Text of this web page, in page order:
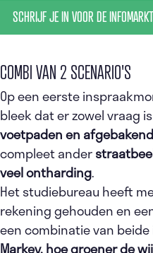
SCHRIJF JE IN VOOR DE
COMBI VAN 2 SCENARIO'S
Op een eerste
bleek dat er zowel vraag
voetpaden en
compleet ander
veel ontharding.
Het studiebureau heeft
rekening gehouden en
een combinatie van beide
Markey, hoe groener de